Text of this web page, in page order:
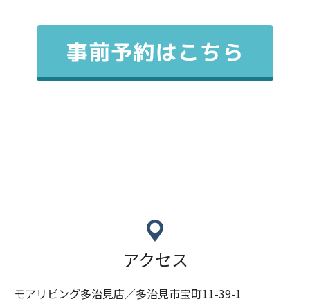
アクセス
モアリビング多治見店／多治見市宝町11-39-1